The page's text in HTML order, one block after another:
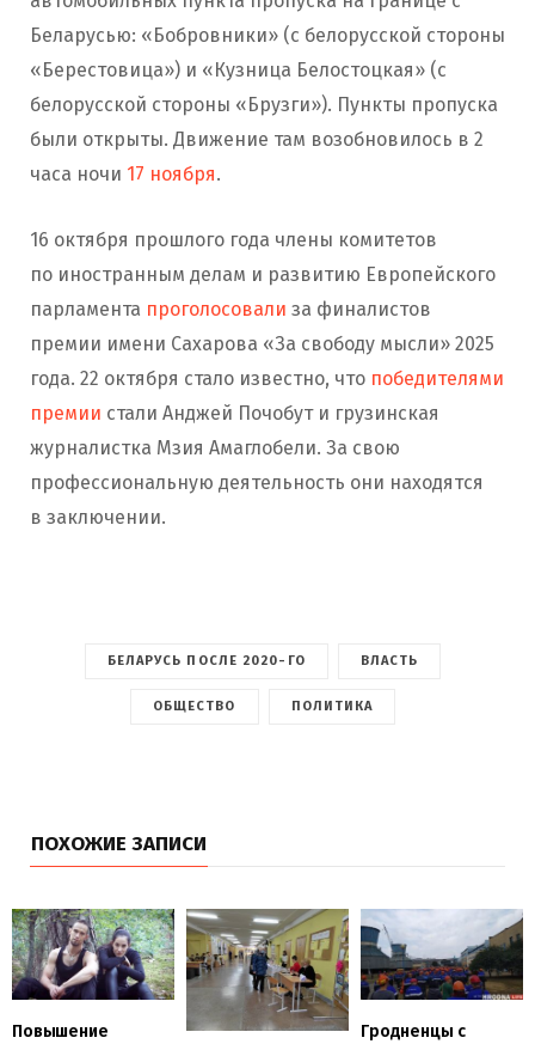
Беларусью: «Бобровники» (с белорусской стороны
«Берестовица») и «Кузница Белостоцкая» (с
белорусской стороны «Брузги»). Пункты пропуска
были открыты. Движение там возобновилось в 2
часа ночи 17 ноября.
16 октября прошлого года члены комитетов
по иностранным делам и развитию Европейского
парламента проголосовали за финалистов
премии имени Сахарова «За свободу мысли» 2025
года. 22 октября стало известно, что победителями
премии стали Анджей Почобут и грузинская
журналистка Мзия Амаглобели. За свою
профессиональную деятельность они находятся
в заключении.
БЕЛАРУСЬ ПОСЛЕ 2020-ГО ВЛАСТЬ
ОБЩЕСТВО ПОЛИТИКА
ПОХОЖИЕ ЗАПИСИ
Повышение
Гродненцы с